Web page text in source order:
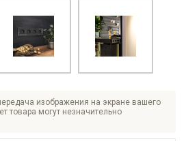
изображения на экране вашего
товара могут незначительно